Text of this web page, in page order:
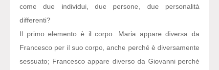
come due individui, due persone, due personalità
differenti?
Il primo elemento è il corpo. Maria appare diversa da
Francesco per il suo corpo, anche perché è diversamente
sessuato; Francesco appare diverso da Giovanni perché